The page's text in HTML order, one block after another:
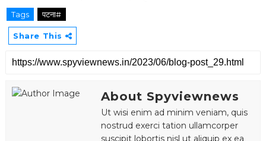
Tags पटना#
Share This
About Spyviewnews
Ut wisi enim ad minim veniam, quis
nostrud exerci tation ullamcorper
suscipit lobortis nisl ut aliquip ex ea